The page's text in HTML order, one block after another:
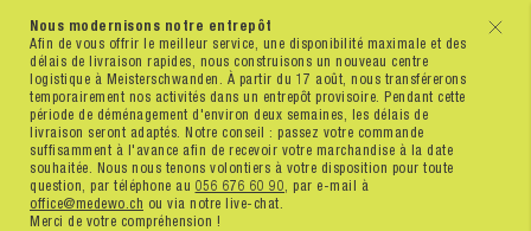
x
Nous modernisons notre entrepôt
Afin de vous offrir le meilleur service, une disponibilité maximale et des
délais de livraison rapides, nous construisons un nouveau centre
logistique à Meisterschwanden. À partir du 17 août, nous transférerons
temporairement nos activités dans un entrepôt provisoire. Pendant cette
période de déménagement d'environ deux semaines, les délais de
livraison seront adaptés. Notre conseil : passez votre commande
suffisamment à l'avance afin de recevoir votre marchandise à la date
souhaitée. Nous nous tenons volontiers à votre disposition pour toute
question, par téléphone au 056 676 60 90, par e-mail à
office@medewo.ch ou via notre live-chat.
Merci de votre compréhension !